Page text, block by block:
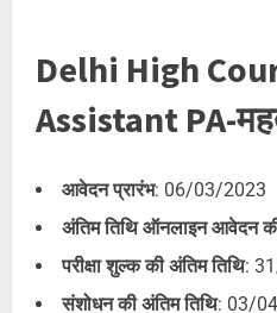
Delhi High
Assistant PA-
आवेदन प्रारंभ: 06/03/2023
अंतिम तिथि ऑनलाइन आवेदन
परीक्षा शुल्क की अंतिम तिथि:
संशोधन की अंतिम तिथि: 03/